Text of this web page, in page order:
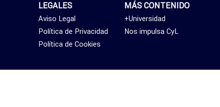
MÁS CONTENIDO
+Universidad
Nos impulsa CyL
LEGALES
Aviso Legal
Política de Privacidad
Política de Cookies